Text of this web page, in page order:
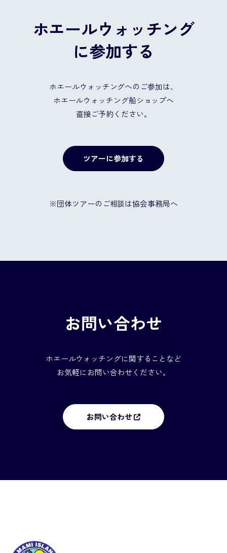
ホエールウォッチング
に参加する
ホエールウォッチングへのご参加は、
ホエールウォッチング船ショップへ
直接ご予約ください。
ツアーに参加する
※団体ツアーのご相談は協会事務局へ
お問い合わせ
ホエールウォッチングに関することなど
お気軽にお問い合わせください。
お問い合わせ